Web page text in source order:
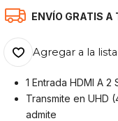
ENVÍO GRATIS A
Agregar a la
1 Entrada HDMI A 2
Transmite en UHD
admite